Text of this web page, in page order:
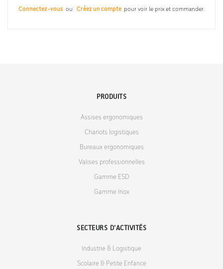
Connectez-vous ou Créez un compte pour voir le prix et commander.
PRODUITS
Assises ergonomiques
Chariots logistiques
Bureaux ergonomiques
Valises professionnelles
Gamme ESD
Gamme Inox
SECTEURS D'ACTIVITÉS
Industrie & Logistique
Scolaire & Petite Enfance